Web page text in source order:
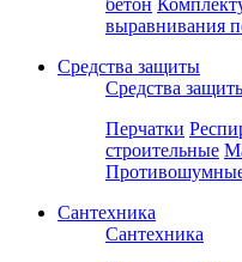
бетон
выравнивания
Средства защиты
Средства
Перчатки
строительные
Сантехника
Сантехника